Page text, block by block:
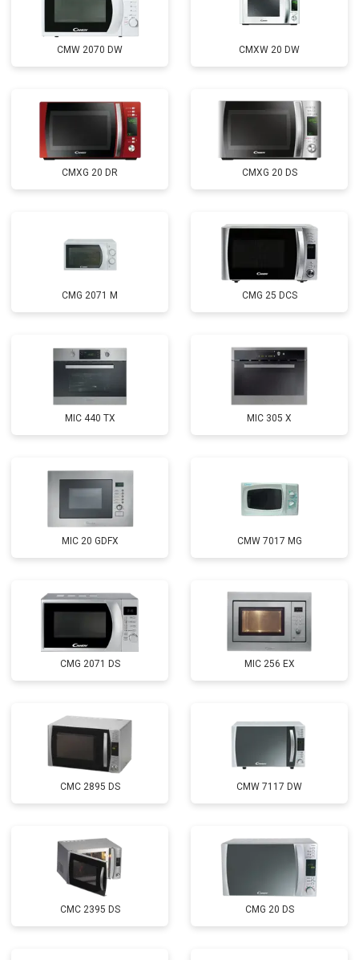
CMW 2070 DW CMXW 20 DW
CMXG 20 DR CMXG 20 DS
CMG 2071 M CMG 25 DCS
MIC 440 TX MIC 305 X
MIC 20 GDFX CMW 7017 MG
CMG 2071 DS MIC 256 EX
CMC 2895 DS CMW 7117 DW
CMC 2395 DS CMG 20 DS